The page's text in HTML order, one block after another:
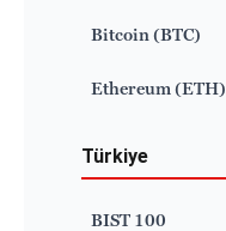
Bitcoin (BTC)
Ethereum (ETH)
Türkiye
BIST 100